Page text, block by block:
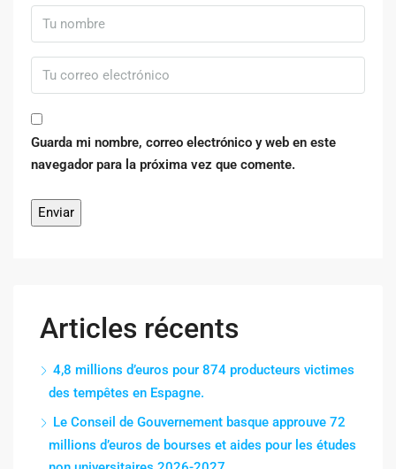
Guarda mi nombre, correo electrónico y web en este
navegador para la próxima vez que comente.
Articles récents
4,8 millions d’euros pour 874 producteurs victimes
des tempêtes en Espagne.
Le Conseil de Gouvernement basque approuve 72
millions d’euros de bourses et aides pour les études